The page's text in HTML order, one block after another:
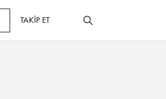
TAKİP ET